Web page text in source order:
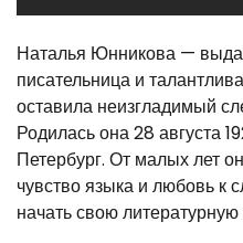
Наталья Юнникова —
писательница и
оставила неизгладимый
Родилась она 28 августа
Петербург. От малых лет
чувство языка и любовь к
начать свою